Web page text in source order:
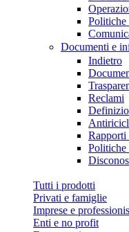
Politiche
Documenti e
Indietro
Reclami
Rapporti
Politiche
Tutti i prodotti
Privati e famiglie
Imprese e
Enti e no profit